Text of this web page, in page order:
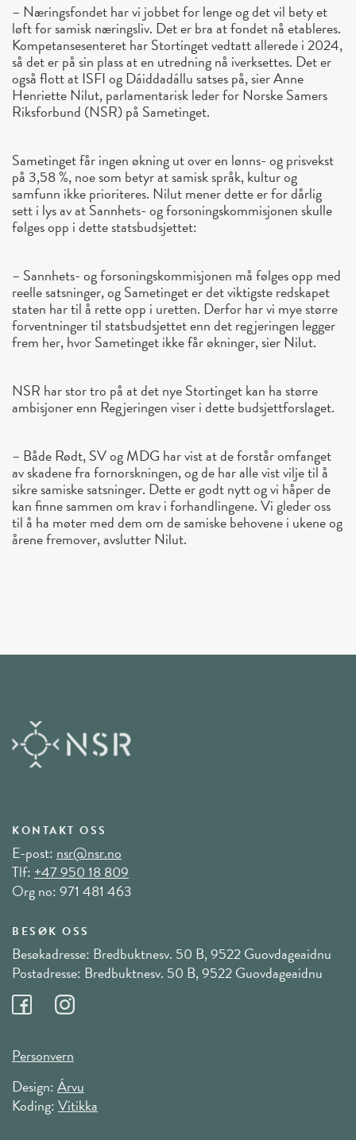
– Næringsfondet har vi jobbet for lenge og det vil bety et
løft for samisk næringsliv. Det er bra at fondet nå etableres.
Kompetansesenteret har Stortinget vedtatt allerede i 2024,
så det er på sin plass at en utredning nå iverksettes. Det er
også flott at ISFI og Dáiddadállu satses på, sier Anne
Henriette Nilut, parlamentarisk leder for Norske Samers
Riksforbund (NSR) på Sametinget.
Sametinget får ingen økning ut over en lønns- og prisvekst
på 3,58 %, noe som betyr at samisk språk, kultur og
samfunn ikke prioriteres. Nilut mener dette er for dårlig
sett i lys av at Sannhets- og forsoningskommisjonen skulle
følges opp i dette statsbudsjettet:
– Sannhets- og forsoningskommisjonen må følges opp med
reelle satsninger, og Sametinget er det viktigste redskapet
staten har til å rette opp i uretten. Derfor har vi mye større
forventninger til statsbudsjettet enn det regjeringen legger
frem her, hvor Sametinget ikke får økninger, sier Nilut.
NSR har stor tro på at det nye Stortinget kan ha større
ambisjoner enn Regjeringen viser i dette budsjettforslaget.
– Både Rødt, SV og MDG har vist at de forstår omfanget
av skadene fra fornorskningen, og de har alle vist vilje til å
sikre samiske satsninger. Dette er godt nytt og vi håper de
kan finne sammen om krav i forhandlingene. Vi gleder oss
til å ha møter med dem om de samiske behovene i ukene og
årene fremover, avslutter Nilut.
KONTAKT OSS
E-post:nsr@nsr.no
Tlf:+47 950 18 809
Org no: 971 481 463
BESØK OSS
Besøkadresse: Bredbuktnesv. 50 B, 9522 Guovdageaidnu
Postadresse: Bredbuktnesv. 50 B, 9522 Guovdageaidnu
Personvern
Design:Árvu
Koding:Vitikka